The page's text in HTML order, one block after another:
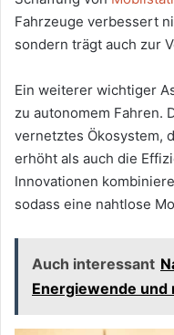
Fahrzeuge verbessert
sondern trägt auch zur
Ein weiterer wichtiger
zu autonomem Fahren.
vernetztes Ökosystem,
erhöht als auch die
Innovationen
sodass eine nahtlose
Auch interessant
Energiewende und